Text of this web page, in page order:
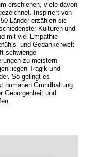
erschienen, viele davon
Inspiriert von
Länder erzählen sie
Kulturen und
mit viel Empathie
und Gedankenwelt
schwierige
zu meistern
liegen Tragik und
So gelingt es
humanen Grundhaltung
Geborgenheit und